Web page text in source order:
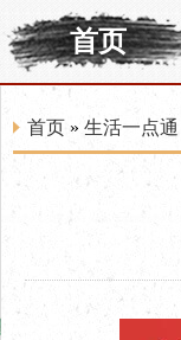
首页
首页 » 生活一点通